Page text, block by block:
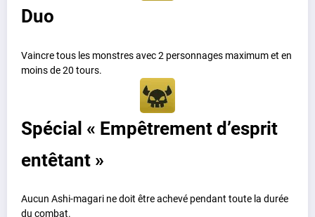
Duo
Vaincre tous les monstres avec 2 personnages maximum et en
moins de 20 tours.
Spécial « Empêtrement d’esprit
entêtant »
Aucun Ashi-magari ne doit être achevé pendant toute la durée
du combat.